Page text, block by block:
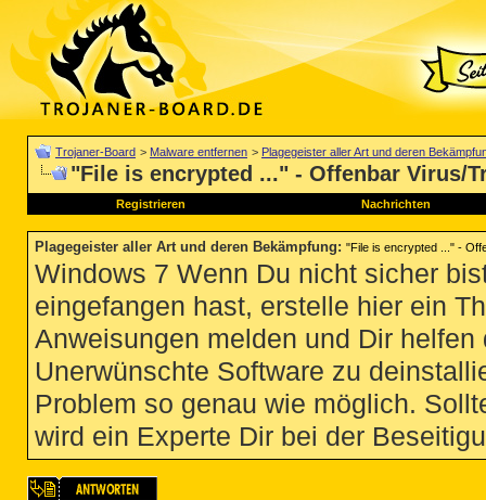
Trojaner-Board > Malware entfernen > Plagegeister aller Art und deren
"File is encrypted ..." - Offenbar Virus/
Registrieren Nachrichten
Plagegeister aller Art und deren Bekämpfung: "File is encrypted ..." -
Windows 7 Wenn Du nicht sicher
eingefangen hast, erstelle hier ein
Anweisungen melden und Dir
Unerwünschte Software zu
Problem so genau wie möglich.
wird ein Experte Dir bei der